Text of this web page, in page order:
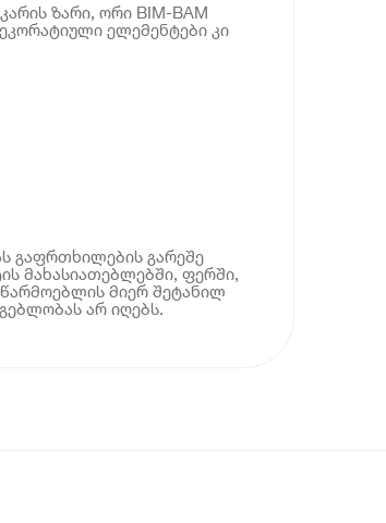
ზარი, ორი BIM-BAM
ელემენტები კი
გაფრთხილების გარეშე
მახასიათებლებში, ფერში,
მიერ შეტანილ
არ იღებს.